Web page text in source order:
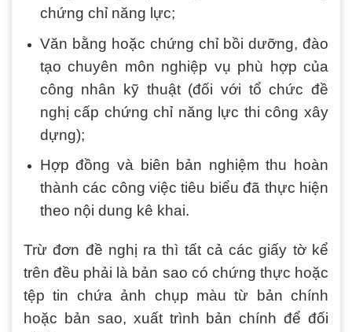
chứng chỉ năng lực;
Văn bằng hoặc chứng chỉ bồi dưỡng, đào
tạo chuyên môn nghiệp vụ phù hợp của
công nhân kỹ thuật (đối với tổ chức đề
nghị cấp chứng chỉ năng lực thi công xây
dựng);
Hợp đồng và biên bản nghiệm thu hoàn
thành các công việc tiêu biểu đã thực hiện
theo nội dung kê khai.
Trừ đơn đề nghị ra thì tất cả các giấy tờ kể
trên đều phải là bản sao có chứng thực hoặc
tệp tin chứa ảnh chụp màu từ bản chính
hoặc bản sao, xuất trình bản chính để đối